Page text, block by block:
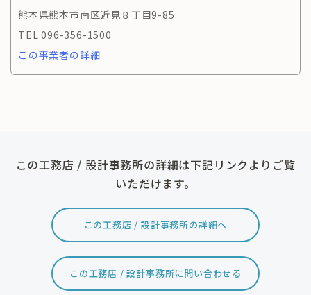
熊本県熊本市南区近見８丁目9-85
096-356-1500
この事業者の詳細
この工務店 / 設計事務所の詳細は下記リンクよりご覧
いただけます。
この工務店 / 設計事務所の詳細へ
この工務店 / 設計事務所に問い合わせる